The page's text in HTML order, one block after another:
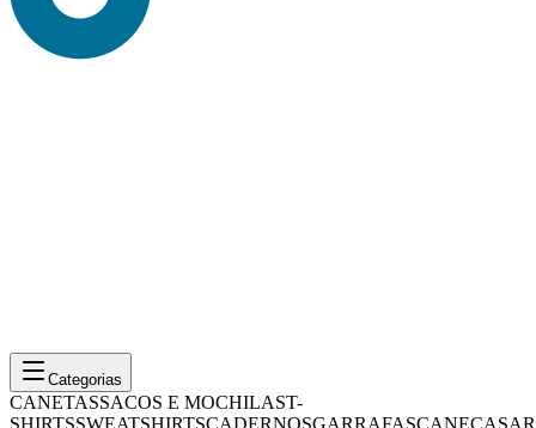
Categorias
CANETASSACOS E MOCHILAST-
SHIRTSSWEATSHIRTSCADERNOSGARRAFASCANECASAR